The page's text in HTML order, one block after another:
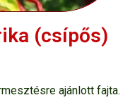
(csípős)
ajánlott fajta.